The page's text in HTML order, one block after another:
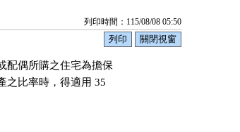
列印時間：115/08/08 05:50
配偶所購之住宅為擔保
之比率時，得適用 35